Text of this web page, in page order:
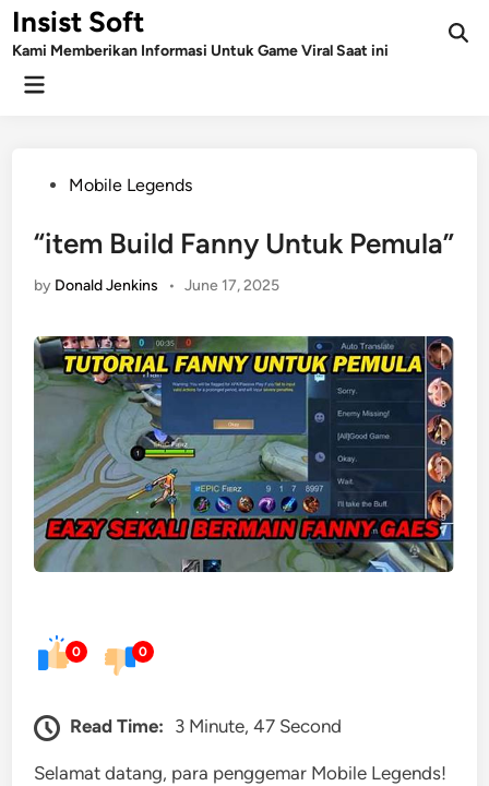
Skip
toInsist Soft
Kami Memberikan Informasi Untuk Game Viral Saat ini
Main
PostedMobile Legends
“item Build Fanny Untuk Pemula”
by Donald Jenkins • June 17, 2025
0 0
Read Time: 3 Minute, 47 Second
Selamat datang, para penggemar Mobile Legends!